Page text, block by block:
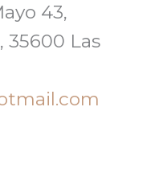
43,
35600 Las